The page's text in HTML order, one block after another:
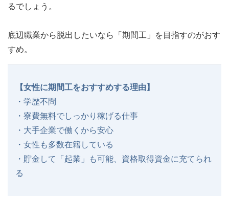
るでしょう。
底辺職業から脱出したいなら「期間工」を目指すのがおす
すめ。
【女性に期間工をおすすめする理由】
・学歴不問
・寮費無料でしっかり稼げる仕事
・大手企業で働くから安心
・女性も多数在籍している
・貯金して「起業」も可能、資格取得資金に充てられ
る